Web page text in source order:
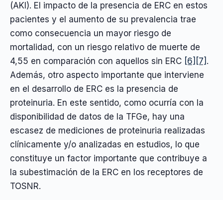
(AKI). El impacto de la presencia de ERC en estos
pacientes y el aumento de su prevalencia trae
como consecuencia un mayor riesgo de
mortalidad, con un riesgo relativo de muerte de
4,55 en comparación con aquellos sin ERC [6] [7] .
Además, otro aspecto importante que interviene
en el desarrollo de ERC es la presencia de
proteinuria. En este sentido, como ocurría con la
disponibilidad de datos de la TFGe, hay una
escasez de mediciones de proteinuria realizadas
clínicamente y/o analizadas en estudios, lo que
constituye un factor importante que contribuye a
la subestimación de la ERC en los receptores de
TOSNR.